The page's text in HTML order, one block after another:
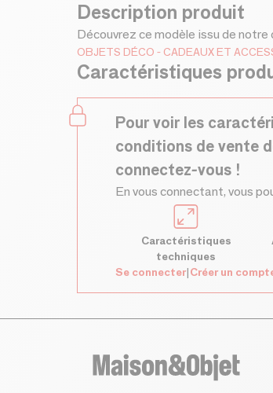
Description produit
Découvrez ce modèle issu de
OBJETS DÉCO CADEAUX ET
Caractéristiques
Pour voir les
conditions de vente
connectez-vous !
En vous connectant, vous
Caractéristiques
techniques
Se connecter|Créer un